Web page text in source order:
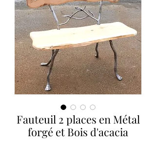
Fauteuil 2 places en Métal
forgé et Bois d'acacia